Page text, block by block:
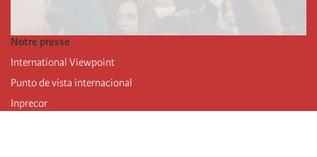
Notre presse
International Viewpoint
Punto de vista internacional
Inprecor